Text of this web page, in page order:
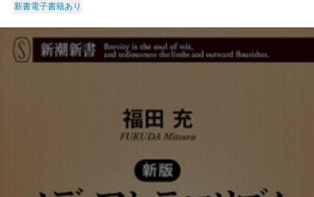
新書電子書籍あり